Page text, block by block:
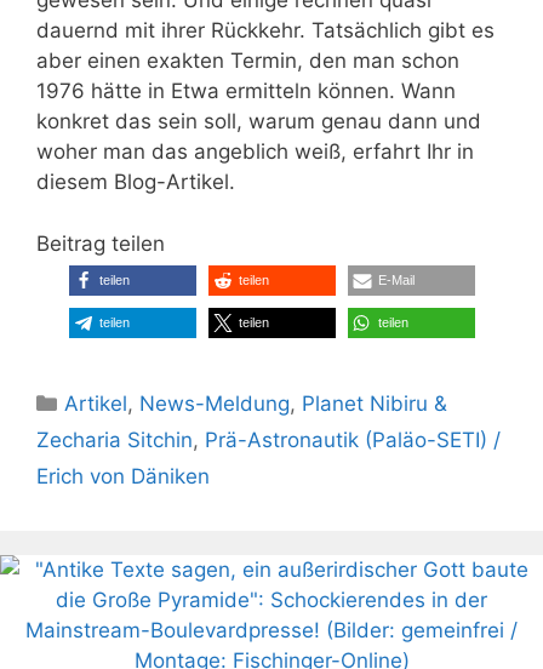
dauernd mit ihrer Rückkehr. Tatsächlich gibt es
aber einen exakten Termin, den man schon
1976 hätte in Etwa ermitteln können. Wann
konkret das sein soll, warum genau dann und
woher man das angeblich weiß, erfahrt Ihr in
diesem Blog-Artikel.
Beitrag teilen
teilen teilen E-Mail
teilen teilen teilen
Kategorien
Artikel, News-Meldung, Planet Nibiru &
Zecharia Sitchin, Prä-Astronautik (Paläo-SETI) /
Erich von Däniken